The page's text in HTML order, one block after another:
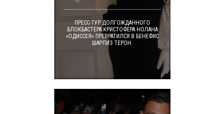
ПРЕСС-ТУР ДОЛГОЖДАННОГО
БЛОКБАСТЕРА КРИСТОФЕРА НОЛАНА
«ОДИССЕЯ» ПРЕВРАТИЛСЯ В БЕНЕФИС
ШАРЛИЗ ТЕРОН.